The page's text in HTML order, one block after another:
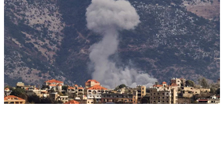
FPM
Services
Horoscope
Polls
Jobs
Writers